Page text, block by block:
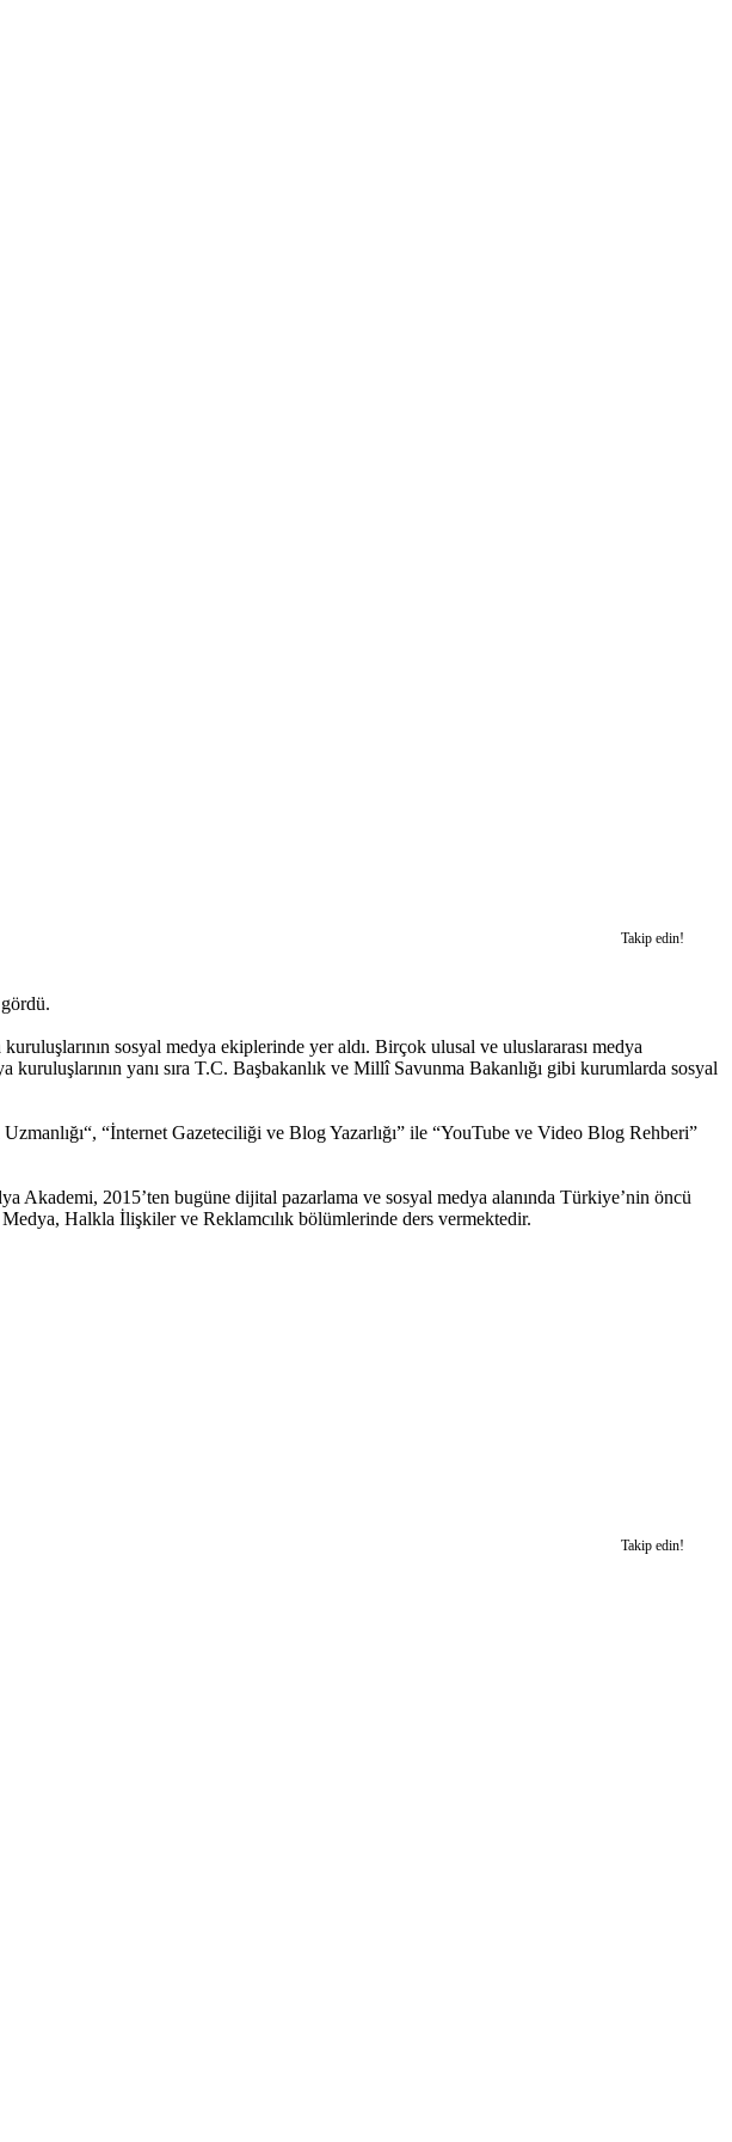
Takip edin!
sosyal medya ekiplerinde yer aldı. Birçok ulusal ve uluslararası medya
yanı sıra T.C. Başbakanlık ve Millî Savunma Bakanlığı gibi kurumlarda sosyal
“İnternet Gazeteciliği ve Blog Yazarlığı” ile “YouTube ve Video Blog Rehberi”
2015’ten bugüne dijital pazarlama ve sosyal medya alanında Türkiye’nin öncü
Halkla İlişkiler ve Reklamcılık bölümlerinde ders vermektedir.
Takip edin!